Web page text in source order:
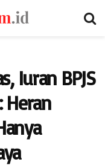
Iuran BPJS
Heran